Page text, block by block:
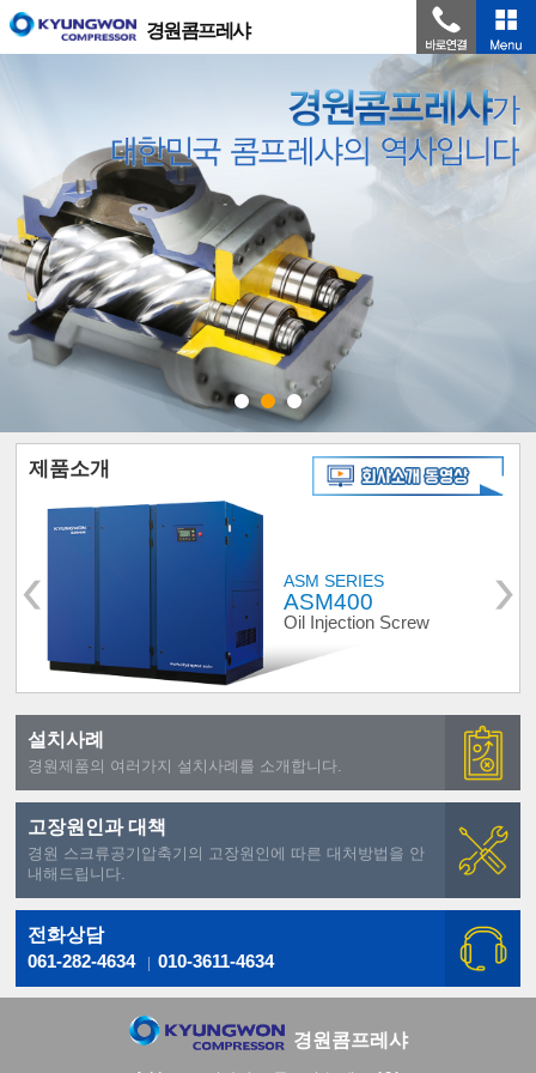
경원콤프레샤
제품소개
ASM SERIES
ASM400
Oil Injection Screw
설치사례
경원제품의 여러가지 설치사례를 소개합니다.
고장원인과 대책
경원 스크류공기압축기의 고장원인에 따른 대처방법을 안
내해드립니다.
전화상담
061-282-4634
010-3611-4634
경원콤프레샤